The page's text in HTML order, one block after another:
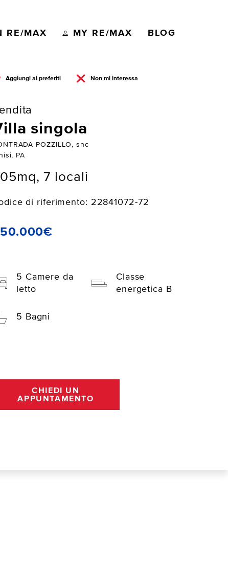
RE/MAX MY RE/MAX BLOG
Aggiungi ai preferiti Non mi interessa
singola
POZZILLO, snc
PA
7 locali
di riferimento: 22841072-72
5 Camere da
letto
Classe
energetica B
5 Bagni
CHIEDI UN
APPUNTAMENTO